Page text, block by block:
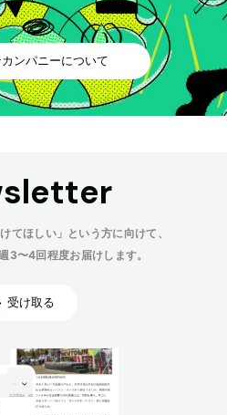
ンパニーについて
てほしい」という方に向けて、
3〜4回程度お届けします。
受け取る